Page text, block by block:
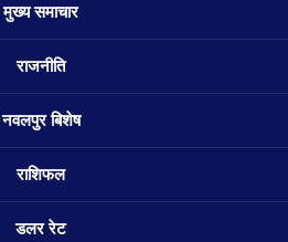
मुख्य समाचार
राजनीति
नवलपुर बिशेष
राशिफल
डलर रेट